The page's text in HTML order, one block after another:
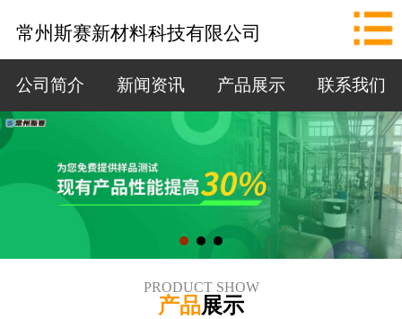
新闻资讯
产品展示
联系我们
拨打电话
常州斯赛新材料科技有限公司
公司简介 新闻资讯 产品展示 联系我们
PRODUCT SHOW
产品展示